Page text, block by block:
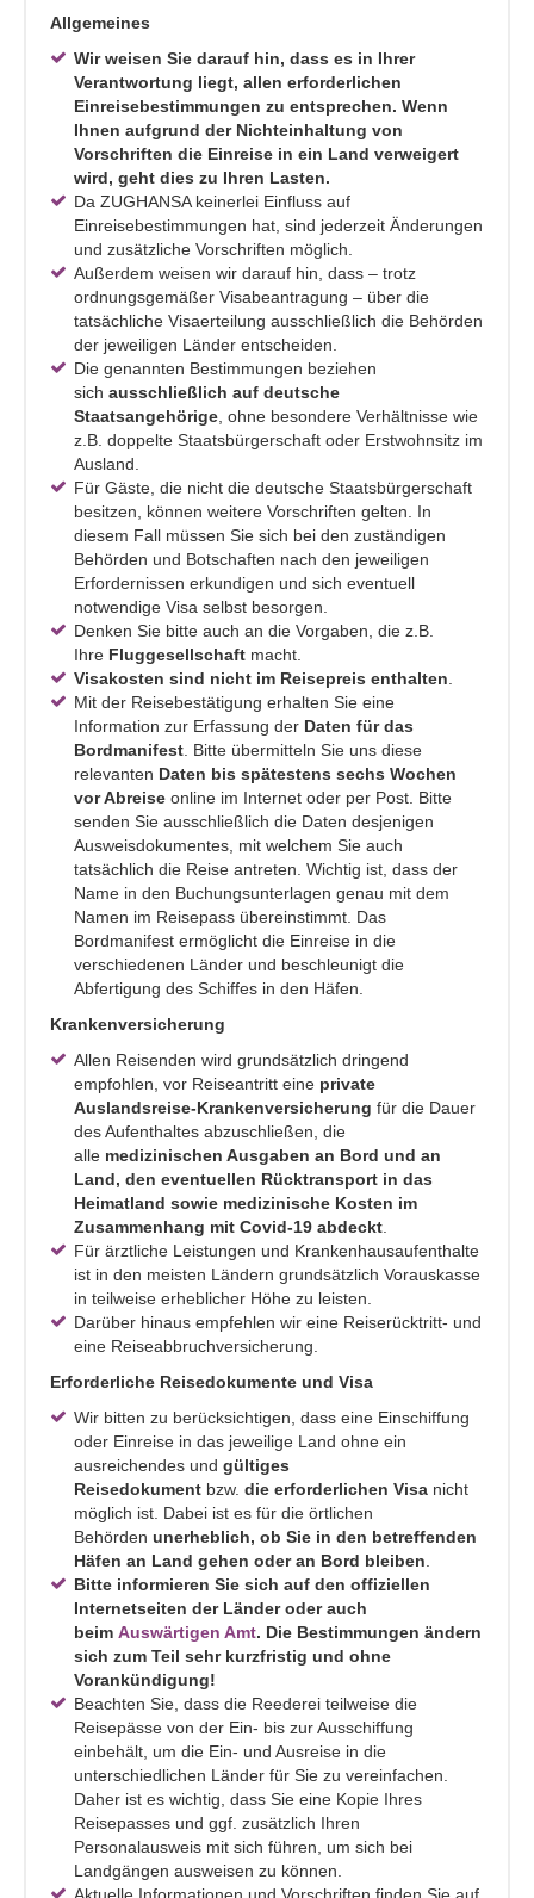
Allgemeines
Wir weisen Sie darauf hin, dass es in Ihrer
Verantwortung liegt, allen erforderlichen
Einreisebestimmungen zu entsprechen. Wenn
Ihnen aufgrund der Nichteinhaltung von
Vorschriften die Einreise in ein Land verweigert
wird, geht dies zu Ihren Lasten.
Da ZUGHANSA keinerlei Einfluss auf
Einreisebestimmungen hat, sind jederzeit Änderungen
und zusätzliche Vorschriften möglich.
Außerdem weisen wir darauf hin, dass – trotz
ordnungsgemäßer Visabeantragung – über die
tatsächliche Visaerteilung ausschließlich die Behörden
der jeweiligen Länder entscheiden.
Die genannten Bestimmungen beziehen
sich ausschließlich auf deutsche
Staatsangehörige , ohne besondere Verhältnisse wie
z.B. doppelte Staatsbürgerschaft oder Erstwohnsitz im
Ausland.
Für Gäste, die nicht die deutsche Staatsbürgerschaft
besitzen, können weitere Vorschriften gelten. In
diesem Fall müssen Sie sich bei den zuständigen
Behörden und Botschaften nach den jeweiligen
Erfordernissen erkundigen und sich eventuell
notwendige Visa selbst besorgen.
Denken Sie bitte auch an die Vorgaben, die z.B.
Ihre Fluggesellschaft macht.
Visakosten sind nicht im Reisepreis enthalten
Mit der Reisebestätigung erhalten Sie eine
Information zur Erfassung der Daten für das
Bordmanifest . Bitte übermitteln Sie uns diese
relevanten Daten bis spätestens sechs Wochen
vor Abreise online im Internet oder per Post. Bitte
senden Sie ausschließlich die Daten desjenigen
Ausweisdokumentes, mit welchem Sie auch
tatsächlich die Reise antreten. Wichtig ist, dass der
Name in den Buchungsunterlagen genau mit dem
Namen im Reisepass übereinstimmt. Das
Bordmanifest ermöglicht die Einreise in die
verschiedenen Länder und beschleunigt die
Abfertigung des Schiffes in den Häfen.
Krankenversicherung
Allen Reisenden wird grundsätzlich dringend
empfohlen, vor Reiseantritt eine private
Auslandsreise-Krankenversicherung für die Dauer
des Aufenthaltes abzuschließen, die
alle medizinischen Ausgaben an Bord und an
Land, den eventuellen Rücktransport in das
Heimatland sowie medizinische Kosten im
Zusammenhang mit Covid-19 abdeckt
Für ärztliche Leistungen und Krankenhausaufenthalte
ist in den meisten Ländern grundsätzlich Vorauskasse
in teilweise erheblicher Höhe zu leisten.
Darüber hinaus empfehlen wir eine Reiserücktritt- und
eine Reiseabbruchversicherung.
Erforderliche Reisedokumente und Visa
Wir bitten zu berücksichtigen, dass eine Einschiffung
oder Einreise in das jeweilige Land ohne ein
ausreichendes und gültiges
Reisedokument bzw. die erforderlichen Visa nicht
möglich ist. Dabei ist es für die örtlichen
Behörden unerheblich, ob Sie in den betreffenden
Häfen an Land gehen oder an Bord bleiben
Bitte informieren Sie sich auf den offiziellen
Internetseiten der Länder oder auch
beim Auswärtigen Amt. Die Bestimmungen ändern
sich zum Teil sehr kurzfristig und ohne
Vorankündigung!
Beachten Sie, dass die Reederei teilweise die
Reisepässe von der Ein- bis zur Ausschiffung
einbehält, um die Ein- und Ausreise in die
unterschiedlichen Länder für Sie zu vereinfachen.
Daher ist es wichtig, dass Sie eine Kopie Ihres
Reisepasses und ggf. zusätzlich Ihren
Personalausweis mit sich führen, um sich bei
Landgängen ausweisen zu können.